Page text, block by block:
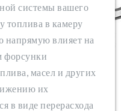
системы вашего
топлива в камеру
напрямую влияет на
форсунки
масел и других
их
в виде перерасхода